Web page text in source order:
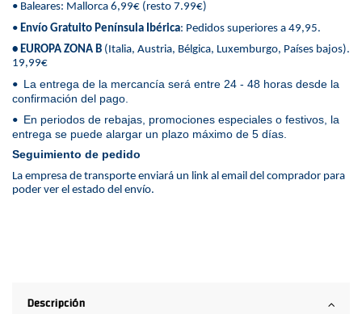
• Baleares: Mallorca 6,99€ (resto 7.99€)
• Envío Gratuito Península Ibérica: Pedidos superiores a 49,95.
• EUROPA ZONA B (Italia, Austria, Bélgica, Luxemburgo, Países bajos).
19,99€
• La entrega de la mercancía será entre 24 - 48 horas desde la
confirmación del pago.
• En periodos de rebajas, promociones especiales o festivos, la
entrega se puede alargar un plazo máximo de 5 días.
Seguimiento de pedido
La empresa de transporte enviará un link al email del comprador para
poder ver el estado del envío.
Descripción